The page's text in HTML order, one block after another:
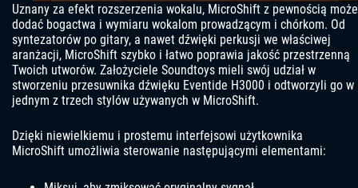
Uznany za efekt rozszerzenia wokalu, MicroShift z pewnością może
dodać bogactwa i wymiaru wokalom prowadzącym i chórkom. Od
syntezatorów po gitary, a nawet dźwięki perkusji we właściwej
aranżacji, MicroShift szybko i łatwo poprawia jakość przestrzenną
Twoich utworów. Założyciele Soundtoys mieli swój udział w
stworzeniu przesuwnika dźwięku Eventide H3000 i odtworzyli go w
jednym z trzech stylów używanych w MicroShift.
Dzięki niewielkiemu i prostemu interfejsowi użytkownika
MicroShift umożliwia sterowanie następującymi elementami: